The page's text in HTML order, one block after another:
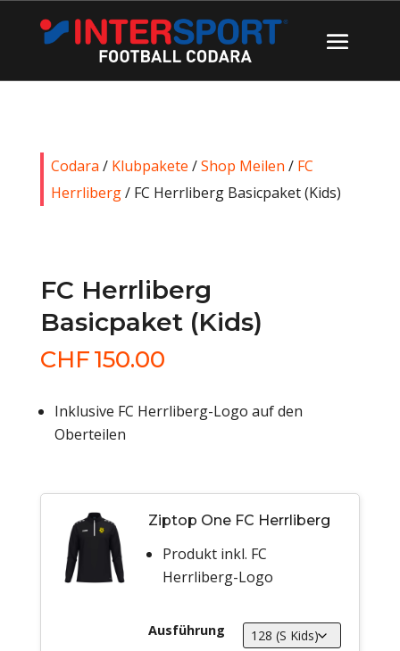
Codara / Klubpakete /Shop Meilen / FC
Herrliberg/ FC Herrliberg Basicpaket (Kids)
FC Herrliberg
Basicpaket (Kids)
CHF150.00
Inklusive FC Herrliberg-Logo auf den
Oberteilen
Ziptop One FC Herrliberg
Produkt inkl. FC
Herrliberg-Logo
Ausführung